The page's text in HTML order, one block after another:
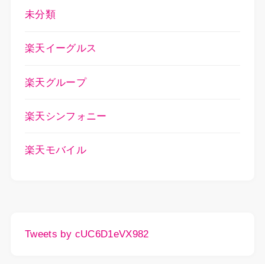
未分類
楽天イーグルス
楽天グループ
楽天シンフォニー
楽天モバイル
Tweets by cUC6D1eVX982